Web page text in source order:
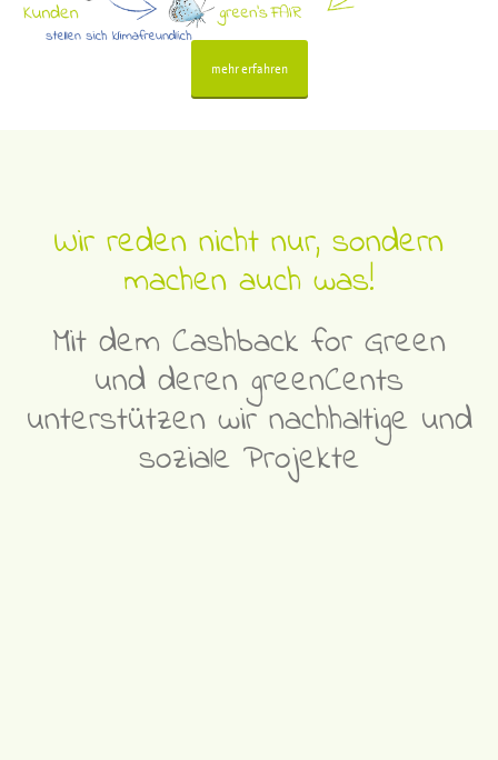
mehr erfahren
Wir reden nicht nur, sondern
machen auch was!
Mit dem Cashback for Green
und deren greenCents
unterstützen wir nachhaltige und
soziale Projekte